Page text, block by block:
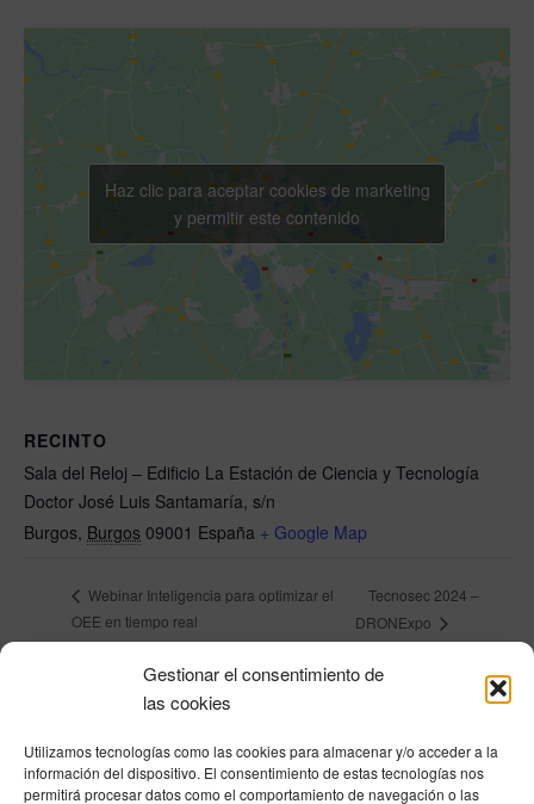
Gestionar el consentimiento de
las cookies
Utilizamos tecnologías como las cookies para almacenar y/o acceder a la
información del dispositivo. El consentimiento de estas tecnologías nos
permitirá procesar datos como el comportamiento de navegación o las
RECINTO
Sala del Reloj – Edificio La Estación de Ciencia y Tecnología
Doctor José Luis Santamaría, s/n
Burgos, Burgos 09001 España + Google Map
Haz clic para aceptar cookies de marketing
y permitir este contenido
Webinar Inteligencia para optimizar el
OEE en tiempo real
Tecnosec 2024 –
DRONExpo
Legal Notice